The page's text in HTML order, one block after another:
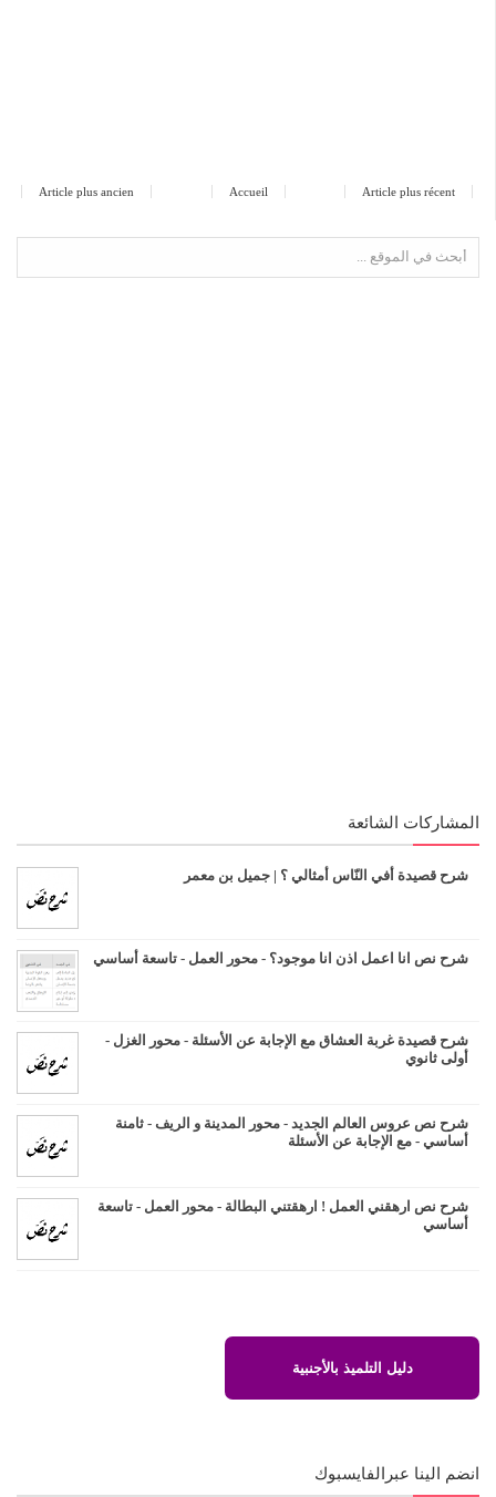
Article plus récent
Article plus ancien Accueil
المشاركات الشائعة
شرح قصيدة أفي النّاس أمثالي ؟ | جميل بن معمر
شرح نص انا اعمل اذن انا موجود؟ - محور العمل - تاسعة أساسي
شرح قصيدة غربة العشاق مع الإجابة عن الأسئلة - محور الغزل -
أولى ثانوي
شرح نص عروس العالم الجديد - محور المدينة و الريف - ثامنة
أساسي - مع الإجابة عن الأسئلة
شرح نص ارهقني العمل ! ارهقتني البطالة - محور العمل - تاسعة
أساسي
دليل التلميذ بالأجنبية
انضم الينا عبرالفايسبوك